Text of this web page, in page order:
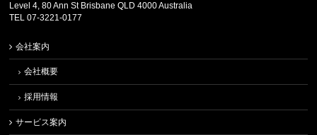
Level 4, 80 Ann St Brisbane QLD 4000 Australia
TEL 07-3221-0177
会社案内
会社概要
採用情報
サービス案内